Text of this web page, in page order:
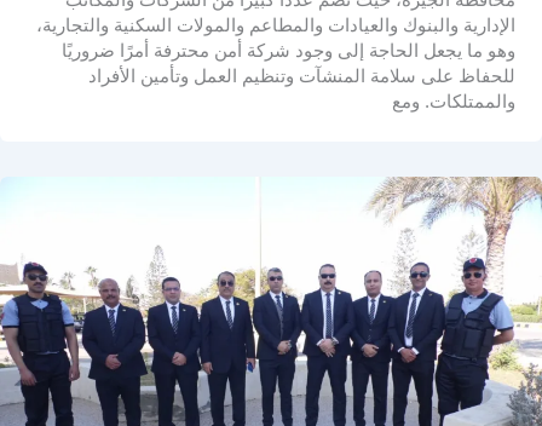
الإدارية والبنوك والعيادات والمطاعم والمولات السكنية والتجارية،
وهو ما يجعل الحاجة إلى وجود شركة أمن محترفة أمرًا ضروريًا
للحفاظ على سلامة المنشآت وتنظيم العمل وتأمين الأفراد
والممتلكات. ومع